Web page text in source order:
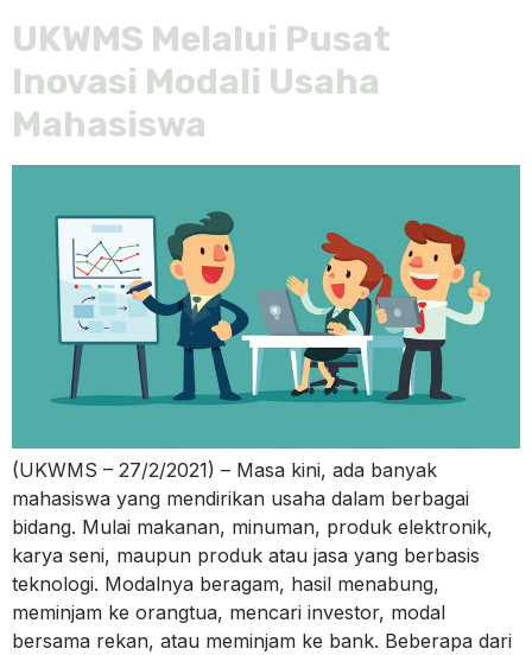
UKWMS Melalui Pusat
Inovasi Modali Usaha
Mahasiswa
(UKWMS – 27/2/2021) – Masa kini, ada banyak
mahasiswa yang mendirikan usaha dalam berbagai
bidang. Mulai makanan, minuman, produk elektronik,
karya seni, maupun produk atau jasa yang berbasis
teknologi. Modalnya beragam, hasil menabung,
meminjam ke orangtua, mencari investor, modal
bersama rekan, atau meminjam ke bank. Beberapa dari